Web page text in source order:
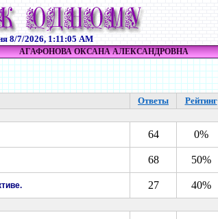
8/7/2026, 1:11:05 AM
АГАФОНОВА ОКСАНА АЛЕКСАНДРОВНА
Ответы Рейтинг
64 0%
68 50%
27 40%